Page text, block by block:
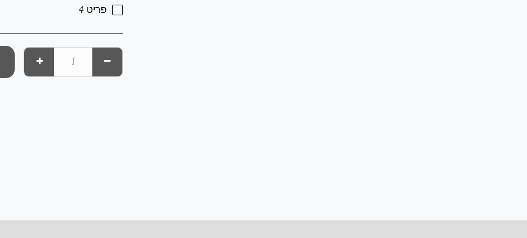
פריט 4